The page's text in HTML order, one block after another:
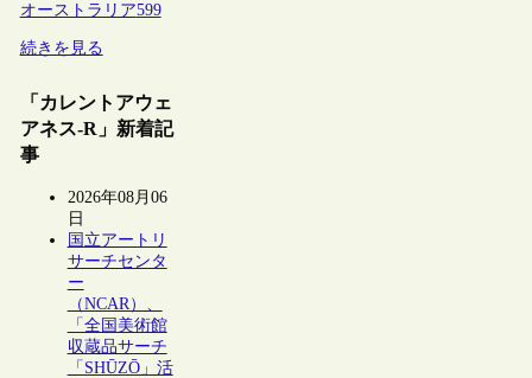
オーストラリア599
続きを見る
「カレントアウェ
アネス-R」新着記
事
2026年08月06
日
国立アートリ
サーチセンタ
ー
（NCAR）、
「全国美術館
収蔵品サーチ
「SHŪZŌ」活